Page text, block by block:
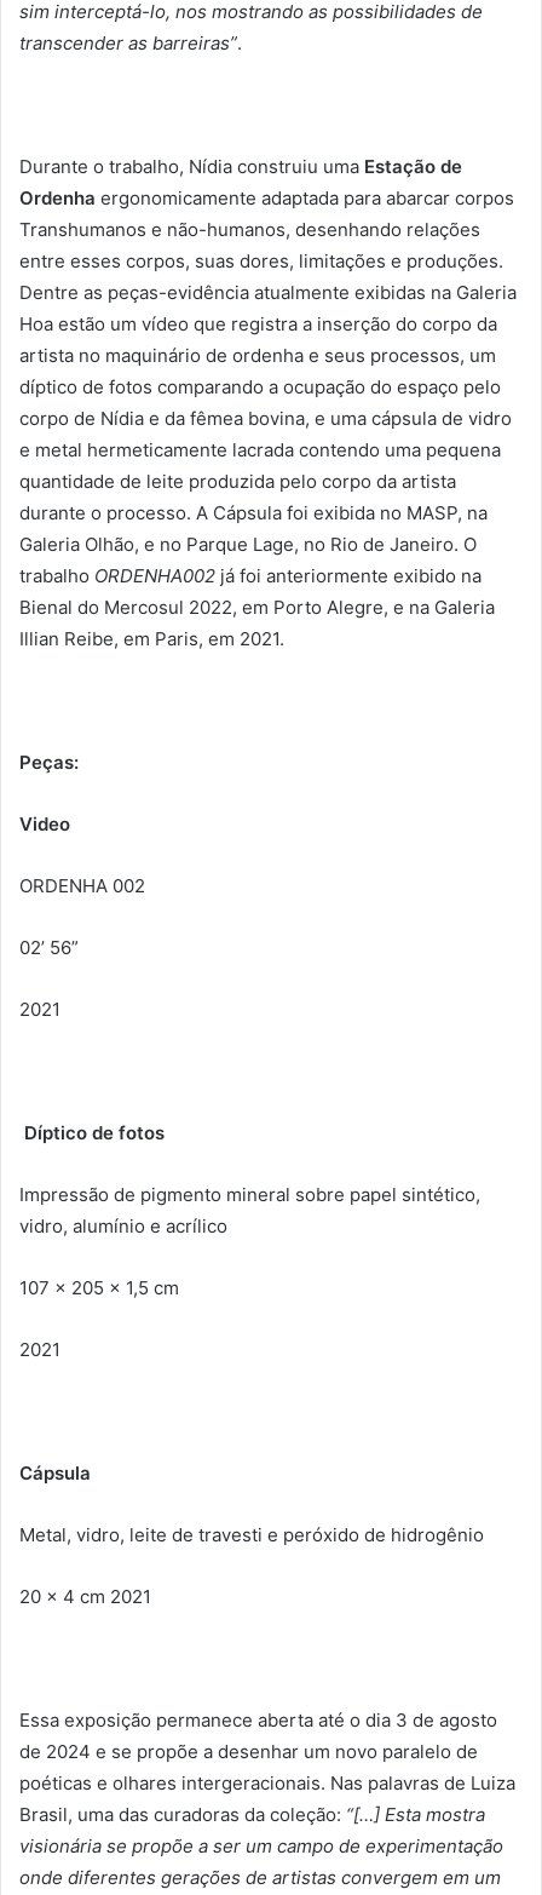
sim interceptá-lo, nos mostrando as possibilidades de
transcender as barreiras”.
Durante o trabalho, Nídia construiu uma Estação de
Ordenha ergonomicamente adaptada para abarcar corpos
Transhumanos e não-humanos, desenhando relações
entre esses corpos, suas dores, limitações e produções.
Dentre as peças-evidência atualmente exibidas na Galeria
Hoa estão um vídeo que registra a inserção do corpo da
artista no maquinário de ordenha e seus processos, um
díptico de fotos comparando a ocupação do espaço pelo
corpo de Nídia e da fêmea bovina, e uma cápsula de vidro
e metal hermeticamente lacrada contendo uma pequena
quantidade de leite produzida pelo corpo da artista
durante o processo. A Cápsula foi exibida no MASP, na
Galeria Olhão, e no Parque Lage, no Rio de Janeiro. O
trabalho ORDENHA002 já foi anteriormente exibido na
Bienal do Mercosul 2022, em Porto Alegre, e na Galeria
Illian Reibe, em Paris, em 2021.
Peças:
Video
ORDENHA 002
02’ 56”
2021
Díptico de fotos
Impressão de pigmento mineral sobre papel sintético,
vidro, alumínio e acrílico
107 x 205 x 1,5 cm
2021
Cápsula
Metal, vidro, leite de travesti e peróxido de hidrogênio
20 x 4 cm 2021
Essa exposição permanece aberta até o dia 3 de agosto
de 2024 e se propõe a desenhar um novo paralelo de
poéticas e olhares intergeracionais. Nas palavras de Luiza
Brasil, uma das curadoras da coleção: “[…] Esta mostra
visionária se propõe a ser um campo de experimentação
onde diferentes gerações de artistas convergem em um